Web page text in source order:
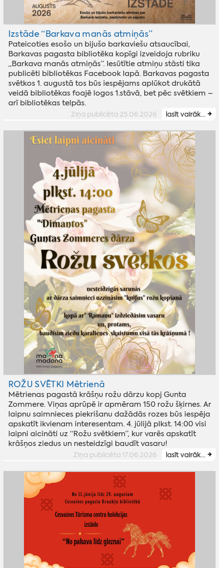
Izstāde “Barkava manās atmiņās”
Pateicoties esošo un bijušo barkaviešu atsaucībai,
Barkavas pagasta bibliotēka kopīgi izveidoja rubriku
„Barkava manās atmiņās”. Iesūtītie atmiņu stāsti tika
publicēti bibliotēkas Facebook lapā. Barkavas pagasta
svētkos 1. augustā tos būs iespējams aplūkot drukātā
veidā bibliotēkas foajē logos 1.stāvā, bet pēc svētkiem –
arī bibliotēkas telpās.
Ziņa publicēta 25.06.2026 lasīt vairāk...
ROŽU SVĒTKI Mētrienā
Mētrienas pagastā krāšņu rožu dārzu kopj Gunta
Zommere. Viņas aprūpē ir apmēram 150 rožu šķirnes. Ar
laipnu saimnieces piekrišanu dažādās rozes būs iespēja
apskatīt ikvienam interesentam. 4. jūlijā plkst. 14:00 visi
laipni aicināti uz “Rožu svētkiem”, kur varēs apskatīt
krāšņos ziedus un nesteidzīgi baudīt vasaru!
Ziņa publicēta 17.06.2026 lasīt vairāk...